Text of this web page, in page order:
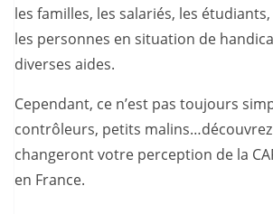
les familles, les salariés, les
les personnes en situation de
diverses aides.
Cependant, ce n’est pas toujours
contrôleurs, petits
changeront votre perception de la
en France.